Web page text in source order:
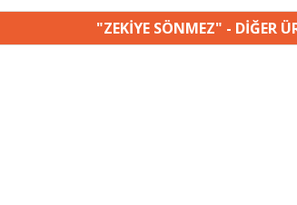
"ZEKİYE SÖNMEZ" - DİĞER